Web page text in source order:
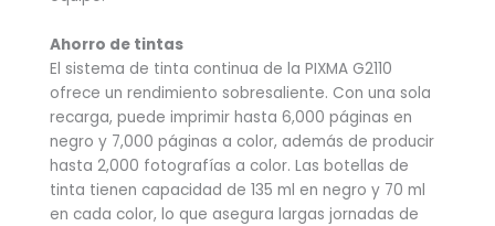
Ahorro de tintas
El sistema de tinta continua de la PIXMA G2110
ofrece un rendimiento sobresaliente. Con una sola
recarga, puede imprimir hasta 6,000 páginas en
negro y 7,000 páginas a color, además de producir
hasta 2,000 fotografías a color. Las botellas de
tinta tienen capacidad de 135 ml en negro y 70 ml
en cada color, lo que asegura largas jornadas de